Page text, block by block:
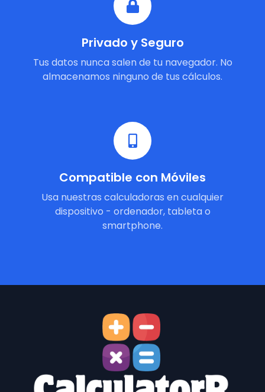
Privado y Seguro
Tus datos nunca salen de tu navegador. No
almacenamos ninguno de tus cálculos.
Compatible con Móviles
Usa nuestras calculadoras en cualquier
dispositivo - ordenador, tableta o
smartphone.